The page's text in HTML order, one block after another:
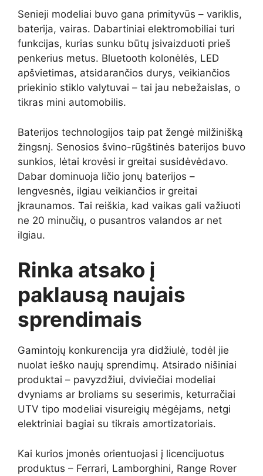
Senieji modeliai buvo gana primityvūs – variklis,
baterija, vairas. Dabartiniai elektromobiliai turi
funkcijas, kurias sunku būtų įsivaizduoti prieš
penkerius metus. Bluetooth kolonėlės, LED
apšvietimas, atsidarančios durys, veikiančios
priekinio stiklo valytuvai – tai jau nebežaislas, o
tikras mini automobilis.
Baterijos technologijos taip pat žengė milžinišką
žingsnį. Senosios švino-rūgštinės baterijos buvo
sunkios, lėtai krovėsi ir greitai susidėvėdavo.
Dabar dominuoja ličio jonų baterijos –
lengvesnės, ilgiau veikiančios ir greitai
įkraunamos. Tai reiškia, kad vaikas gali važiuoti
ne 20 minučių, o pusantros valandos ar net
ilgiau.
Rinka atsako į
paklausą naujais
sprendimais
Gamintojų konkurencija yra didžiulė, todėl jie
nuolat ieško naujų sprendimų. Atsirado nišiniai
produktai – pavyzdžiui, dviviečiai modeliai
dvyniams ar broliams su seserimis, keturračiai
UTV tipo modeliai visureigių mėgėjams, netgi
elektriniai bagiai su tikrais amortizatoriais.
Kai kurios įmonės orientuojasi į licencijuotus
produktus – Ferrari, Lamborghini, Range Rover